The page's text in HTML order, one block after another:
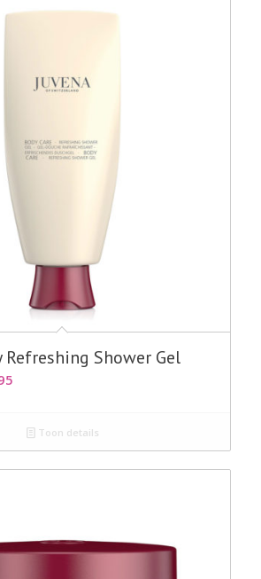
Refreshing Shower Gel
Huidige
€20.95.
Toon details